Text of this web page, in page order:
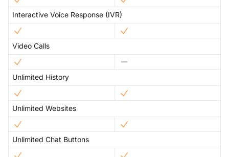
Interactive Voice Response (IVR)
Video Calls
Unlimited History
Unlimited Websites
Unlimited Chat Buttons